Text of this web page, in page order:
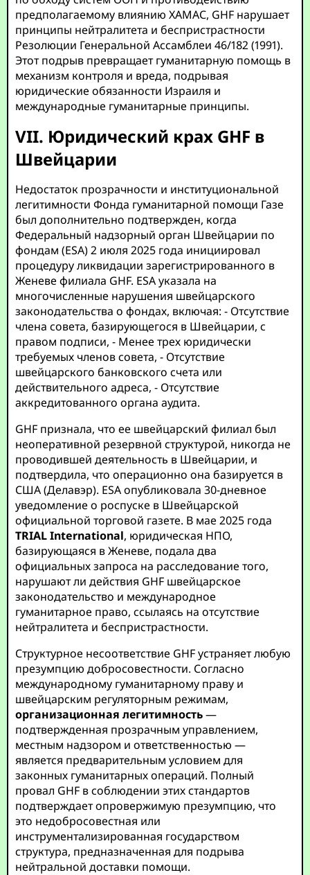
предполагаемому влиянию ХАМАС, GHF нарушает
принципы нейтралитета и беспристрастности
Резолюции Генеральной Ассамблеи 46/182 (1991).
Этот подрыв превращает гуманитарную помощь в
механизм контроля и вреда, подрывая
юридические обязанности Израиля и
международные гуманитарные принципы.
VII. Юридический крах GHF в
Швейцарии
Недостаток прозрачности и институциональной
легитимности Фонда гуманитарной помощи Газе
был дополнительно подтвержден, когда
Федеральный надзорный орган Швейцарии по
фондам (ESA) 2 июля 2025 года инициировал
процедуру ликвидации зарегистрированного в
Женеве филиала GHF. ESA указала на
многочисленные нарушения швейцарского
законодательства о фондах, включая: - Отсутствие
члена совета, базирующегося в Швейцарии, с
правом подписи, - Менее трех юридически
требуемых членов совета, - Отсутствие
швейцарского банковского счета или
действительного адреса, - Отсутствие
аккредитованного органа аудита.
GHF признала, что ее швейцарский филиал был
неоперативной резервной структурой, никогда не
проводившей деятельность в Швейцарии, и
подтвердила, что операционно она базируется в
США (Делавэр). ESA опубликовала 30-дневное
уведомление о роспуске в Швейцарской
официальной торговой газете. В мае 2025 года
TRIAL International, юридическая НПО,
базирующаяся в Женеве, подала два
официальных запроса на расследование того,
нарушают ли действия GHF швейцарское
законодательство и международное
гуманитарное право, ссылаясь на отсутствие
нейтралитета и беспристрастности.
Структурное несоответствие GHF устраняет любую
презумпцию добросовестности. Согласно
международному гуманитарному праву и
швейцарским регуляторным режимам,
организационная легитимность—
подтвержденная прозрачным управлением,
местным надзором и ответственностью —
является предварительным условием для
законных гуманитарных операций. Полный
провал GHF в соблюдении этих стандартов
подтверждает опровержимую презумпцию, что
это недобросовестная или
инструментализированная государством
структура, предназначенная для подрыва
нейтральной доставки помощи.